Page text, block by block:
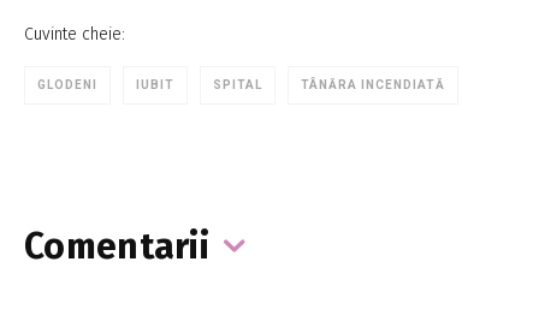
Cuvinte cheie:
GLODENI IUBIT SPITAL TÂNĂRA INCENDIATĂ
Comentarii